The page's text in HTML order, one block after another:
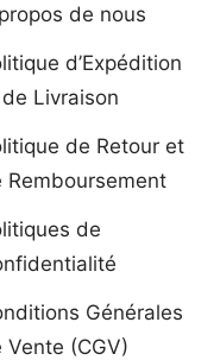
de nous
d’Expédition
Livraison
de Retour et
Remboursement
de
Générales
Vente (CGV)